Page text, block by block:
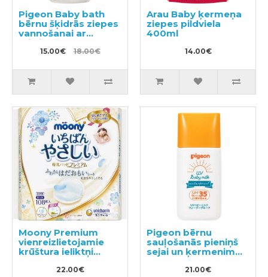
Pigeon Baby bath
bērnu šķidrās ziepes
vannošanai ar
mitrinošo efektu un
apelsīnu aromātu
15.00€ 18.00€
Arau Baby ķermeņa
ziepes pildviela
400ml
14.00€
Moony Premium
vienreizlietojamie
krūštura ieliktņi
22.00€
Pigeon bērnu
sauļošanās pieniņš
sejai un ķermenim
UV SPF35 30g
21.00€